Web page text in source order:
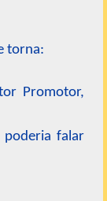
torna:
Promotor,
poderia falar